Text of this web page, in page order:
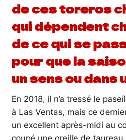
de ces toreros
qui dépendent
de ce qui se
pour que la
un sens ou dans
En 2018, il n’a tressé le
à Las Ventas, mais ce
un excellent après-midi au